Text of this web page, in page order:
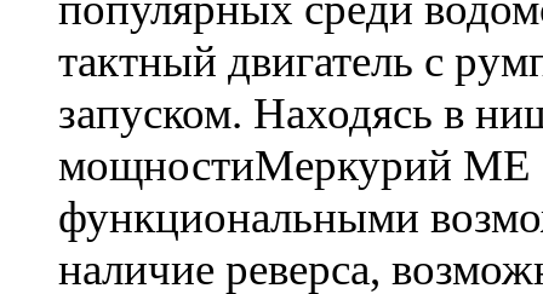
тактный двигатель с
запуском. Находясь в
мощностиМеркурий ME
функциональными
наличие реверса,